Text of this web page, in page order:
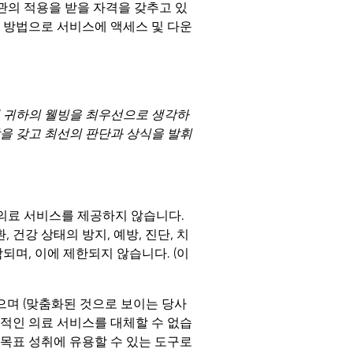
의 적용을 받을 자격을 갖추고 있
법으로 서비스에 액세스 및 다운
하의 웰빙을 최우선으로 생각하
갖고 최선의 판단과 상식을 발휘
료 서비스를 제공하지 않습니다.
건강 상태의 방지, 예방, 진단, 치
며, 이에 제한되지 않습니다. (이
며 (맞춤화된 것으로 보이는 당사
인 의료 서비스를 대체할 수 없습
표 성취에 유용할 수 있는 도구로